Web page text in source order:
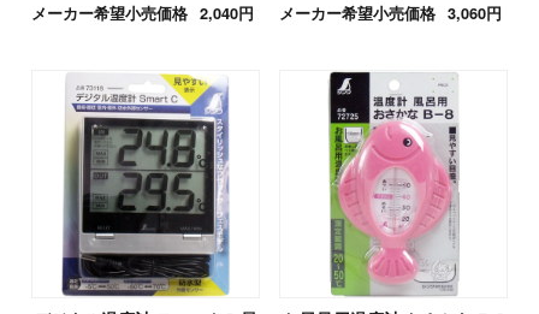
メーカー希望小売価格 2,040円 メーカー希望小売価格 3,060円